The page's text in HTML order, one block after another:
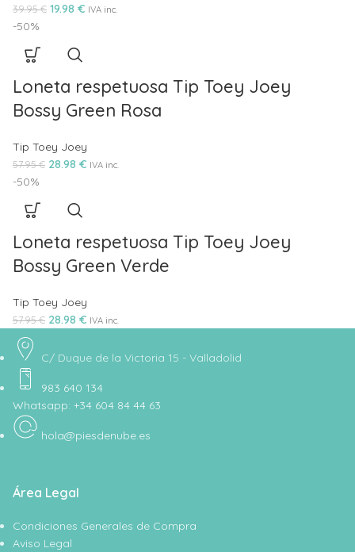
39.95€ 19.98 € IVA inc.
-50%
Loneta respetuosa Tip Toey Joey
Bossy Green Rosa
Tip Toey Joey
57.95€ 28.98 € IVA inc.
-50%
Loneta respetuosa Tip Toey Joey
Bossy Green Verde
Tip Toey Joey
57.95€ 28.98 € IVA inc.
C/ Duque de la Victoria 15 - Valladolid
983 640 134
Whatsapp: +34 604 84 44 63
hola@piesdenube.es
Área Legal
Condiciones Generales de Compra
Aviso Legal